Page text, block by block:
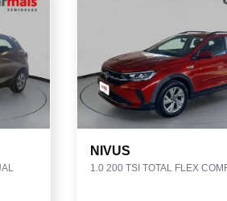
NIVUS